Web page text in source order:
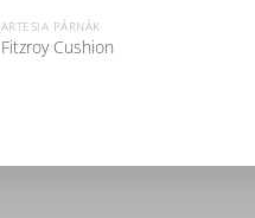
ARTESIA PÁRNÁK
Fitzroy Cushion